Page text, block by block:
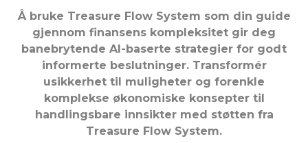
Å bruke Treasure Flow System som din guide
gjennom finansens kompleksitet gir deg
banebrytende AI-baserte strategier for godt
informerte beslutninger. Transformér
usikkerhet til muligheter og forenkle
komplekse økonomiske konsepter til
handlingsbare innsikter med støtten fra
Treasure Flow System.